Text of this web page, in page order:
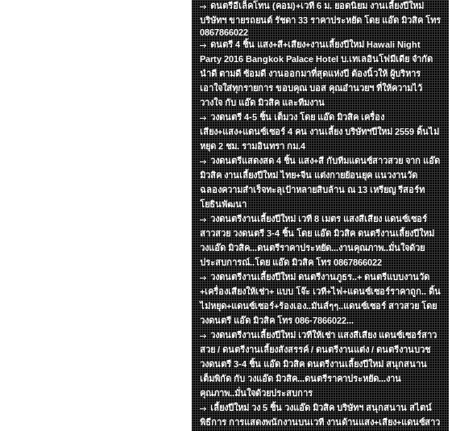
ดนตรีอีเล็คโทน (คอม)+เวที 6 ม. ยอดนิยม งานเลี้ยงปีใหม่
บริษัทฯ ขายรถยนต์ รัชดา 33 ราคาประหยัด โดย แอ๊ด มิวสิค โทร
0867866022
ดนตรี 4 ชิ้น แสง+สี+เสียง+งานเลี้ยงปีใหม่ Hawali Night
Party 2016 Bangkok Palace Hotel บ.เทเลอินโฟมีเดีย จำกัด
นำดี ตามดี ซ้อมดี งานออกมาที่สุดแห่งปี ต้องนิ้วให้ ผู้บริหาร
เอาใจใส่ทุกรายการ ขอบคุณ บอส คุณอำนวยฯ ที่ให้ความไว้
วางใจ กับ แอ๊ด มิวสิค และทีมงาน
วงดนตรี 4-5 ชิ้น เต็มวง โดย แอ๊ด มิวสิค เครื่อง
เสียง+แสง+แดนซ์เซอร์ 4 คน งานเลี้ยง บริษัทฯปีใหม่ 2559 ดิ้นไม่
หยุด 2 ชม. รามอินทรา กม.4
วงดนตรีแสดงสด 4 ชิ้น แสง+สี กับทีมแดนซ์สาวสวย จาก แอ๊ด
มิวสิค งานเลี้ยงปีใหม่ ไทย+จีน แต่งกายย้อนยุค แนวงานวัด
ฉลองความสำเร็จทะลุเป้าหลายสิบล้าน ณ 13 เหรียญ รีสอร์ท
โยธินพัฒนา
วงดนตรีงานเลี้ยงปีใหม่ เวที 8 เมตร แสงสีเสียง แดนซ์เซอร์
สาวสวย วงดนตรี 3-4 ชิ้น โดย แอ๊ด มิวสิค ดนตรีงานเลี้ยงปีใหม่
วงแอ๊ด มิวสิค...ดนตรีราคาประหยัด...งานคุณภาพ..มั่นใจด้วย
ประสบการณ์..โดย แอ๊ด มิวสิค โทร 0867866022
วงดนตรีงานเลี้ยงปีใหม่ ดนตรีงานภูธร..+ ดนตรีแบบงานวัด
+เครื่องเสียงให้เช่า+ แบบ โจ๊ะ เวที+ไฟ+แดนซ์เซอร์ราคาถูก.. ดิ้น
ไม่หยุด+แดนซ์เซอร์+ร้องเอง..มันส์ๆๆ..แดนซ์เซอร์ สาวสวย โดย
วงดนตรี แอ๊ด มิวสิค โทร 086-7866022...
วงดนตรีงานเลี้ยงปีใหม่ เวทีให้เช่า แสงสีเสียง แดนซ์เซอร์สาว
สวย / ดนตรีงานเลี้ยงสังสรรค์ / ดนตรีงานแต่ง / ดนตรีงานบวช
วงดนตรี 3-4 ชิ้น แอ๊ด มิวสิค ดนตรีงานเลี้ยงปีใหม่ สนุกสนาน
เต็มพิกัด กับ วงแอ๊ด มิวสิค...ดนตรีราคาประหยัด...งาน
คุณภาพ..มั่นใจด้วยประสบการ
เลี้ยงปีใหม่ วง 5 ชิ้น วงแอ๊ด มิวสิค บริษัทฯ สนุกสนาน สไตน์
พิธีการ การแสดงพนักงานบนเวที งานด้านแสง+เสียง+แดนซ์สาว